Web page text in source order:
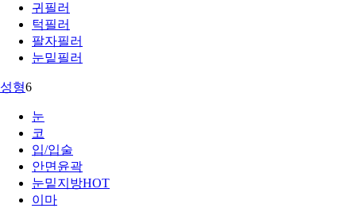
귀필러
턱필러
팔자필러
눈밑필러
성형6
눈
코
입/입술
안면윤곽
눈밑지방HOT
이마